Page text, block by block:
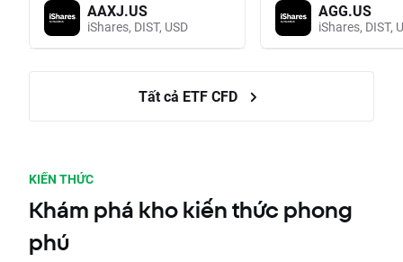
AAXJ.US
iShares, DIST, USD
AGG.US
iShares, DIST,
Tất cả ETF CFD
KIẾN THỨC
Khám phá kho kiến thức phong
phú